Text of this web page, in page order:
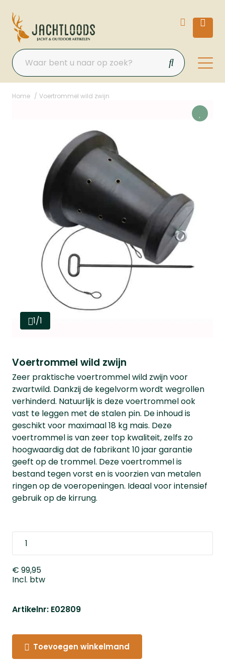
Home Voertrommel wild zwijn
1/1
Voertrommel wild zwijn
Zeer praktische voertrommel wild zwijn voor
zwartwild. Dankzij de kegelvorm wordt wegrollen
verhinderd. Natuurlijk is deze voertrommel ook
vast te leggen met de stalen pin. De inhoud is
geschikt voor maximaal 18 kg mais. Deze
voertrommel is van zeer top kwaliteit, zelfs zo
hoogwaardig dat de fabrikant 10 jaar garantie
geeft op de trommel. Deze voertrommel is
bestand tegen vorst en is voorzien van metalen
ringen op de voeropeningen. Ideaal voor intensief
gebruik op de kirrung.
€ 99,95
Incl. btw
Artikelnr: E02809
Toevoegen winkelmand